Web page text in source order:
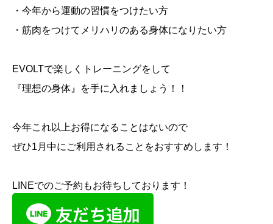
・今年から運動の習慣をつけたい方
・筋肉をつけてメリハリのある身体になりたい方
EVOLTで楽しくトレーニングをして
『理想の身体』を手に入れましょう！！
今年これ以上お得になることはないので
ぜひ1 月中にご利用されることをおすすめします！
LINEでのご予約もお待ちしております！